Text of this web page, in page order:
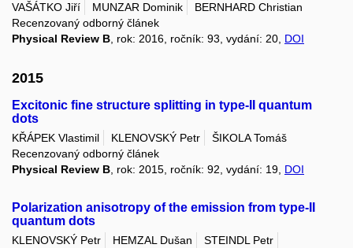
VAŠÁTKO Jiří
MUNZAR Dominik
BERNHARD Christian
Recenzovaný odborný článek
Physical Review B, rok: 2016, ročník: 93, vydání: 20, DOI
2015
Excitonic fine structure splitting in type-II quantum
dots
KŘÁPEK Vlastimil KLENOVSKÝ Petr
ŠIKOLA Tomáš
Recenzovaný odborný článek
Physical Review B , rok: 2015, ročník: 92, vydání: 19, DOI
Polarization anisotropy of the emission from type-II
quantum dots
KLENOVSKÝ Petr HEMZAL Dušan
STEINDL Petr